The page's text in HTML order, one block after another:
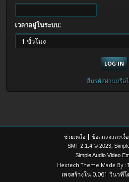
เวลาอยู่ในระบบ:
ลืมรหัสผ่านหรือ
ช่วยเหลือ ข้อตกลงและเงื่
SMF 2.1.4 © 2023,
Simple Audio Video
Hextech Theme Made By :
เพจสร้างใน 0.061 วินาที